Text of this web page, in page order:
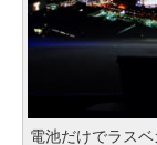
電池だけでラス